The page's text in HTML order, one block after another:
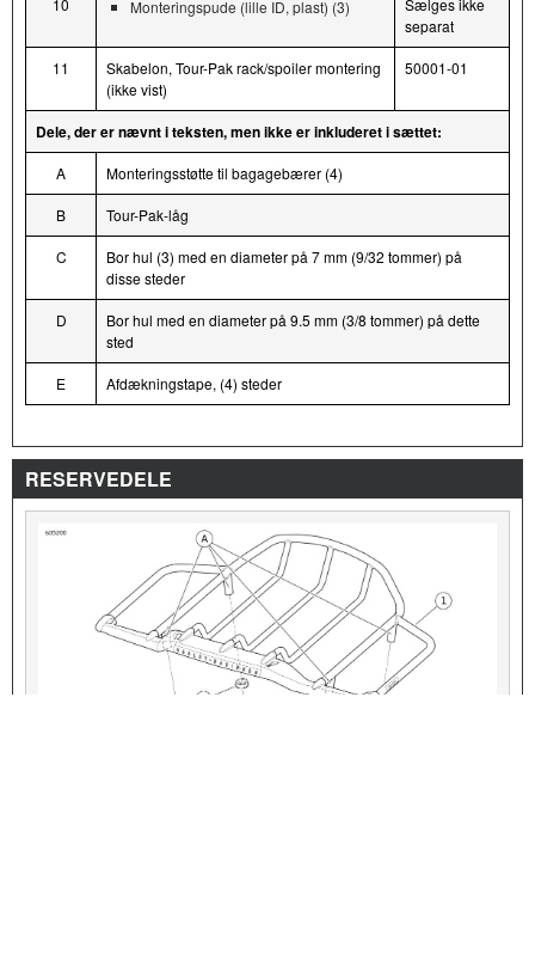
Monteringspude (lille ID, plast) (3)
separat
11
Skabelon, Tour-Pak rack/spoiler montering
(ikke vist)
50001-01
Dele, der er nævnt i teksten, men ikke er inkluderet i sættet:
A Monteringsstøtte til bagagebærer (4)
B Tour-Pak-låg
C
Bor hul (3) med en diameter på 7 mm (9/32 tommer) på
disse steder
D
Bor hul med en diameter på 9.5 mm (3/8 tommer) på dette
sted
E Afdækningstape, (4) steder
RESERVEDELE